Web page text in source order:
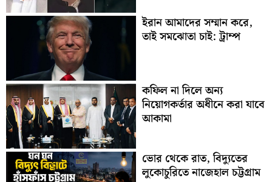
ইরান আমাদের সম্মান করে,
তাই সমঝোতা চাই: ট্রাম্প
কফিল না দিলে অন্য
নিয়োগকর্তার অধীনে করা যাবে
আকামা
ভোর থেকে রাত, বিদ্যুতের
লুকোচুরিতে নাজেহাল চট্টগ্রাম